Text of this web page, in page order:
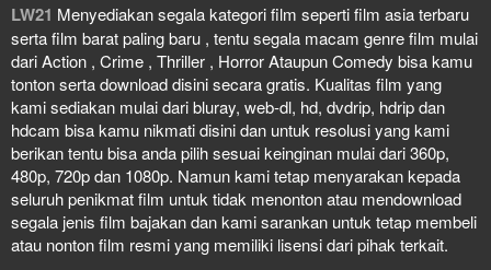
LW21 Menyediakan segala kategori film seperti film asia terbaru
serta film barat paling baru , tentu segala macam genre film mulai
dari Action , Crime , Thriller , Horror Ataupun Comedy bisa kamu
tonton serta download disini secara gratis. Kualitas film yang
kami sediakan mulai dari bluray, web-dl, hd, dvdrip, hdrip dan
hdcam bisa kamu nikmati disini dan untuk resolusi yang kami
berikan tentu bisa anda pilih sesuai keinginan mulai dari 360p,
480p, 720p dan 1080p. Namun kami tetap menyarakan kepada
seluruh penikmat film untuk tidak menonton atau mendownload
segala jenis film bajakan dan kami sarankan untuk tetap membeli
atau nonton film resmi yang memiliki lisensi dari pihak terkait.